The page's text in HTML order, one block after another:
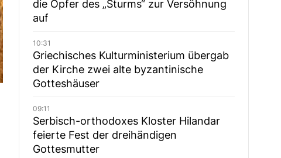
die Opfer des „Sturms“ zur Versöhnung
auf
10:31
Griechisches Kulturministerium übergab
der Kirche zwei alte byzantinische
Gotteshäuser
09:11
Serbisch-orthodoxes Kloster Hilandar
feierte Fest der dreihändigen
Gottesmutter